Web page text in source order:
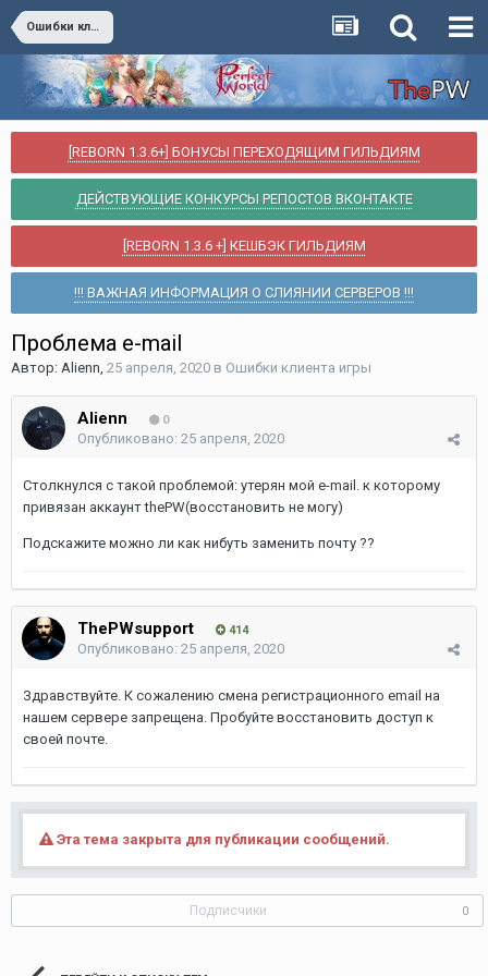
Ошибки клиента игры
[REBORN 1.3.6+] БОНУСЫ ПЕРЕХОДЯЩИМ ГИЛЬДИЯМ
ДЕЙСТВУЮЩИЕ КОНКУРСЫ РЕПОСТОВ ВКОНТАКТЕ
[REBORN 1.3.6 +] КЕШБЭК ГИЛЬДИЯМ
!!! ВАЖНАЯ ИНФОРМАЦИЯ О СЛИЯНИИ СЕРВЕРОВ !!!
Проблема е-mail
Автор: Alienn, 25 апреля, 2020 в Ошибки клиента игры
Alienn 0
Опубликовано: 25 апреля, 2020
Столкнулся с такой проблемой: утерян мой e-mail. к которому
привязан аккаунт thePW(восстановить не могу)
Подскажите можно ли как нибуть заменить почту ??
ThePWsupport 414
Опубликовано: 25 апреля, 2020
Здравствуйте. К сожалению смена регистрационного email на
нашем сервере запрещена. Пробуйте восстановить доступ к
своей почте.
Эта тема закрыта для публикации сообщений.
Подписчики 0